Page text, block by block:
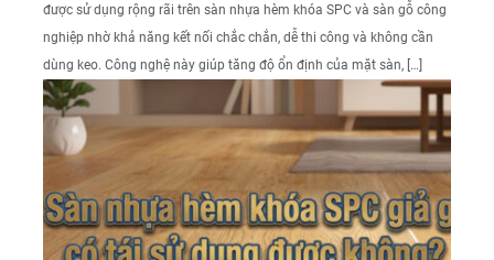
được sử dụng rộng rãi trên sàn nhựa hèm khóa SPC và sàn gỗ công
nghiệp nhờ khả năng kết nối chắc chắn, dễ thi công và không cần
dùng keo. Công nghệ này giúp tăng độ ổn định của mặt sàn, […]